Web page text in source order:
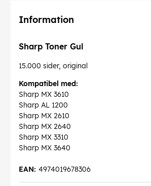
Information
Sharp Toner Gul
15.000 sider, original
Kompatibel med:
Sharp MX 3610
Sharp AL 1200
Sharp MX 2610
Sharp MX 2640
Sharp MX 3310
Sharp MX 3640
4974019678306
EAN: